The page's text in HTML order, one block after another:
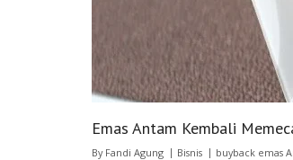
Emas Antam Kembali
By Fandi Agung Bisnis buyback emas